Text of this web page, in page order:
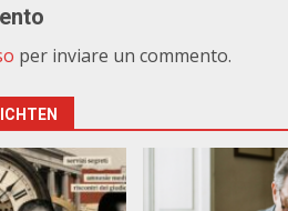
per inviare un commento.